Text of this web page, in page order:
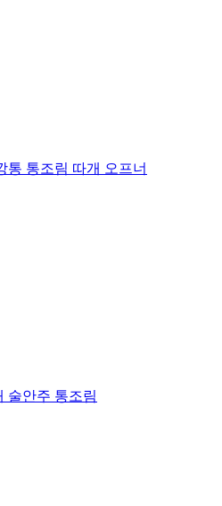
통 통조림 따개 오프너
술안주 통조림